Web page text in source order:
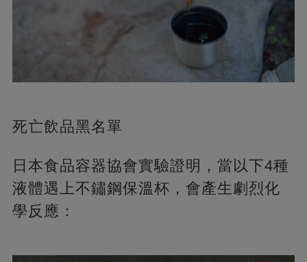
死亡飲品黑名單
日本食品容器協會實驗證明，當以下4種
液體遇上不鏽鋼保溫杯，會產生劇烈化
學反應：